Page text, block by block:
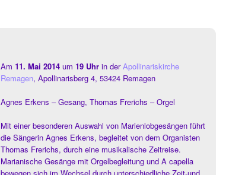
Am 11. Mai 2014 um 19 Uhr in derApollinariskirche
Remagen, Apollinarisberg 4, 53424 Remagen
Agnes Erkens – Gesang, Thomas Frerichs – Orgel
Mit einer besonderen Auswahl von Marienlobgesängen führt
die Sängerin Agnes Erkens, begleitet von dem Organisten
Thomas Frerichs, durch eine musikalische Zeitreise.
Marianische Gesänge mit Orgelbegleitung und A capella